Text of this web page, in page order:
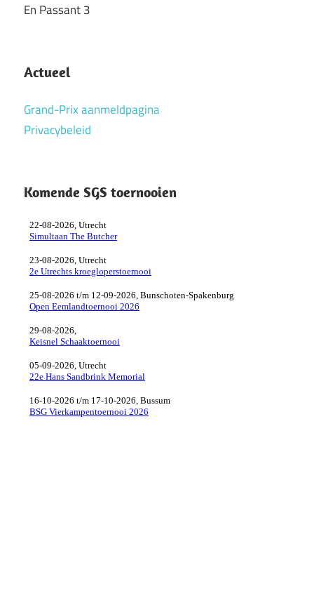
En Passant 3
sgs
sgs
clu
snelschaakkampioenschap
Actueel
Grand-Prix aanmeldpagina
Privacybeleid
Komende SGS toernooien